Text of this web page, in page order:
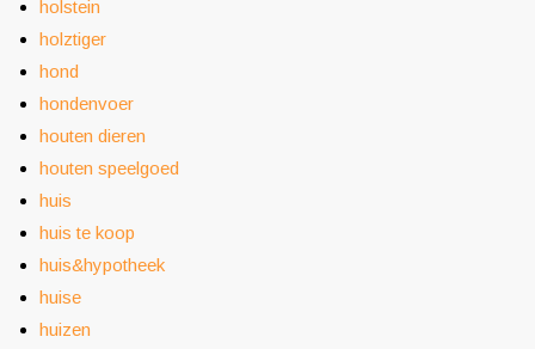
holstein
holztiger
hond
hondenvoer
houten dieren
houten speelgoed
huis
huis te koop
huis&hypotheek
huise
huizen